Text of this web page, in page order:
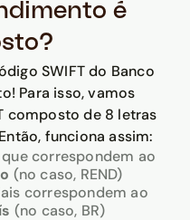
é
SWIFT do Banco
Para isso, vamos
composto de 8 letras
funciona assim:
correspondem ao
(no caso, REND)
correspondem ao
(no caso, BR)